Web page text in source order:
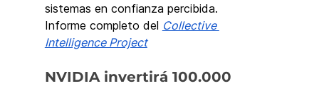
sistemas en confianza percibida.
Informe completo del Collective
Intelligence Project
NVIDIA invertirá 100.000